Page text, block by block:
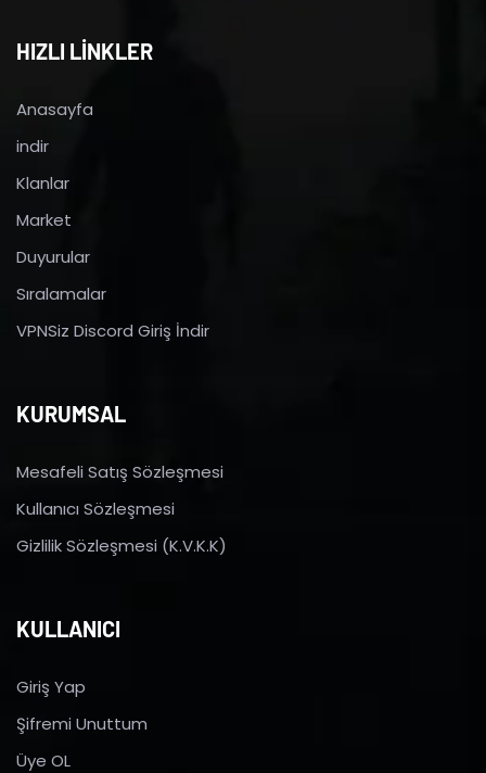
HIZLI LİNKLER
Anasayfa
indir
Klanlar
Market
Duyurular
Sıralamalar
VPNSiz Discord Giriş İndir
KURUMSAL
Mesafeli Satış Sözleşmesi
Kullanıcı Sözleşmesi
Gizlilik Sözleşmesi (K.V.K.K)
KULLANICI
Giriş Yap
Şifremi Unuttum
Üye OL